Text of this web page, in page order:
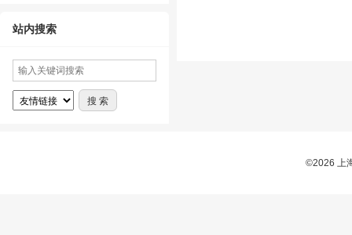
站内搜索
©2026 上